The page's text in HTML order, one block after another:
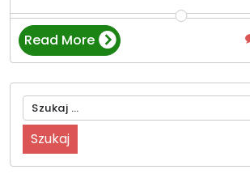
z
n
a
n
s
e
Read More
“
K
o
m
e
t
Szukaj: